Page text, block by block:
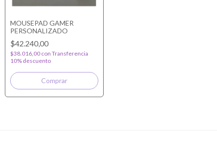
MOUSEPAD GAMER
PERSONALIZADO
$42.240,00
$38.016,00 con Transferencia
10% descuento